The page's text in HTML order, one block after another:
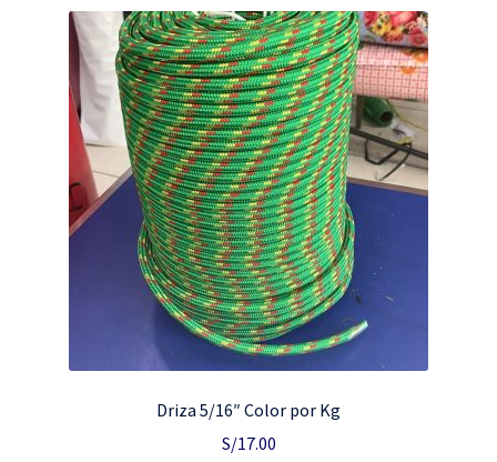
Driza 5/16″ Color por Kg
S/17.00